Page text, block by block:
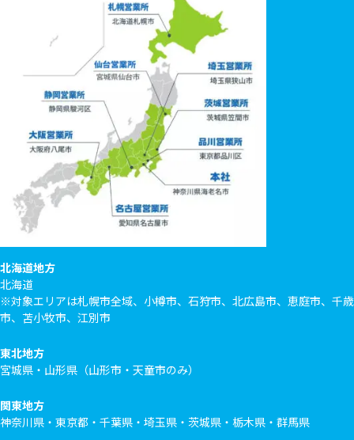
北海道地方
北海道
※対象エリアは札幌市全域、小樽市、石狩市、北広島市、恵庭市、千歳
市、苫小牧市、江別市
東北地方
宮城県・山形県（山形市・天童市のみ）
関東地方
神奈川県・東京都・千葉県・埼玉県・茨城県・栃木県・群馬県